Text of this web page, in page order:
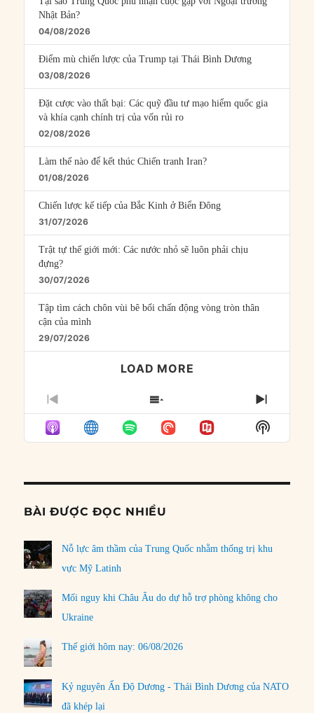
Nhật Bản?
04/08/2026
Điểm mù chiến lược của Trump tại Thái Bình Dương
03/08/2026
Đặt cược vào thất bại: Các quỹ đầu tư mạo hiểm quốc gia
và khía cạnh chính trị của vốn rủi ro
02/08/2026
Làm thế nào để kết thúc Chiến tranh Iran?
01/08/2026
Chiến lược kế tiếp của Bắc Kinh ở Biển Đông
31/07/2026
Trật tự thế giới mới: Các nước nhỏ sẽ luôn phải chịu
đựng?
30/07/2026
Tập tìm cách chôn vùi bê bối chấn động vòng tròn thân
cận của mình
29/07/2026
LOAD MORE
PREVIOUS
EPISODE
SHOW
EPISODES
LIST
NEXT
Show
Podcast
BÀI ĐƯỢC ĐỌC NHIỀU
Nỗ lực âm thầm của Trung Quốc nhằm thống trị khu
vực Mỹ Latinh
Mối nguy khi Châu Âu do dự hỗ trợ phòng không cho
Ukraine
Thế giới hôm nay: 06/08/2026
Kỷ nguyên Ấn Độ Dương - Thái Bình Dương của NATO
đã khép lại